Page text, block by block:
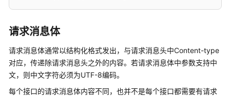
域
系
统
权
限
请求消息体
请求消息体通常以结构化格式发出，与请求消息头中Content-type
对应，传递除请求消息头之外的内容。若请求消息体中参数支持中
文，则中文字符必须为UTF-8编码。
每个接口的请求消息体内容不同，也并不是每个接口都需要有请求